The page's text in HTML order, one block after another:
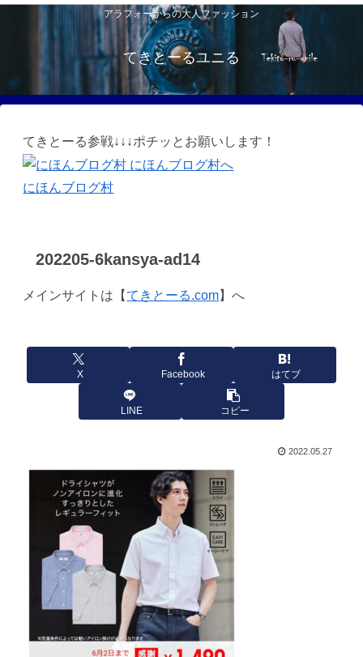
アラフォーからの大人ファッション
てきとーるユニる
てきとーる参戦↓↓↓ポチッとお願いします！
にほんブログ村
202205-6kansya-ad14
メインサイトは【てきとーる.com】へ
X Facebook はてブ
LINE コピー
2022.05.27